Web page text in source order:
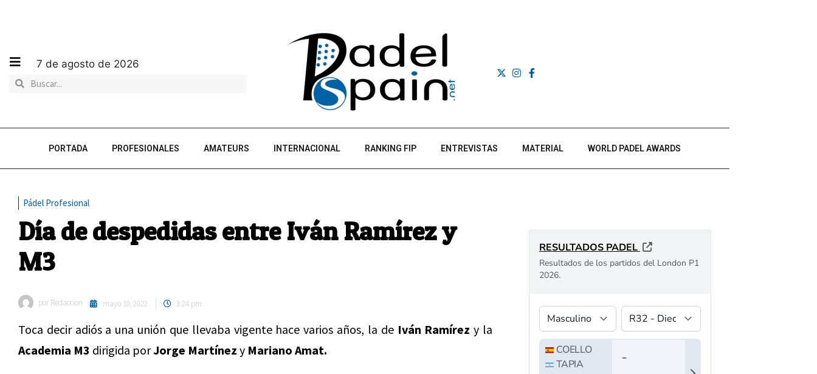
7 de agosto de 2026
PORTADA PROFESIONALES AMATEURS INTERNACIONAL RANKING FIP ENTREVISTAS MATERIAL WORLD PADEL AWARDS
Pádel Profesional
Día de despedidas entre Iván Ramírez y
M3
por Redaccion mayo 10, 2022 3:24 pm
Toca decir adiós a una unión que llevaba vigente hace varios años, la de Iván Ramírez y la
Academia M3 dirigida porJorge Martínez y Mariano Amat.